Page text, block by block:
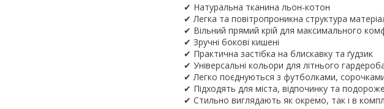
✔ Натуральна тканина льон-котон
✔ Легка та повітропроникна структура
✔ Вільний прямий крій для максимального
✔ Зручні бокові кишені
✔ Практична застібка на блискавку та ґудзик
✔ Універсальні кольори для літнього
✔ Легко поєднуються з футболками,
✔ Підходять для міста, відпочинку та
✔ Стильно виглядають як окремо, так і в